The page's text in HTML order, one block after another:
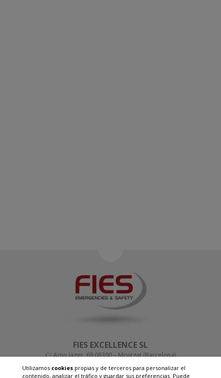
FIES EXCELLENCE SL
C/ Arno Jäger, 69 08390 – Montgat (Barcelona)
info@fies-group.com
Utilizamos cookiespropias y de terceros para personalizar el
contenido, analizar el tráfico y guardar sus preferencias. Puede